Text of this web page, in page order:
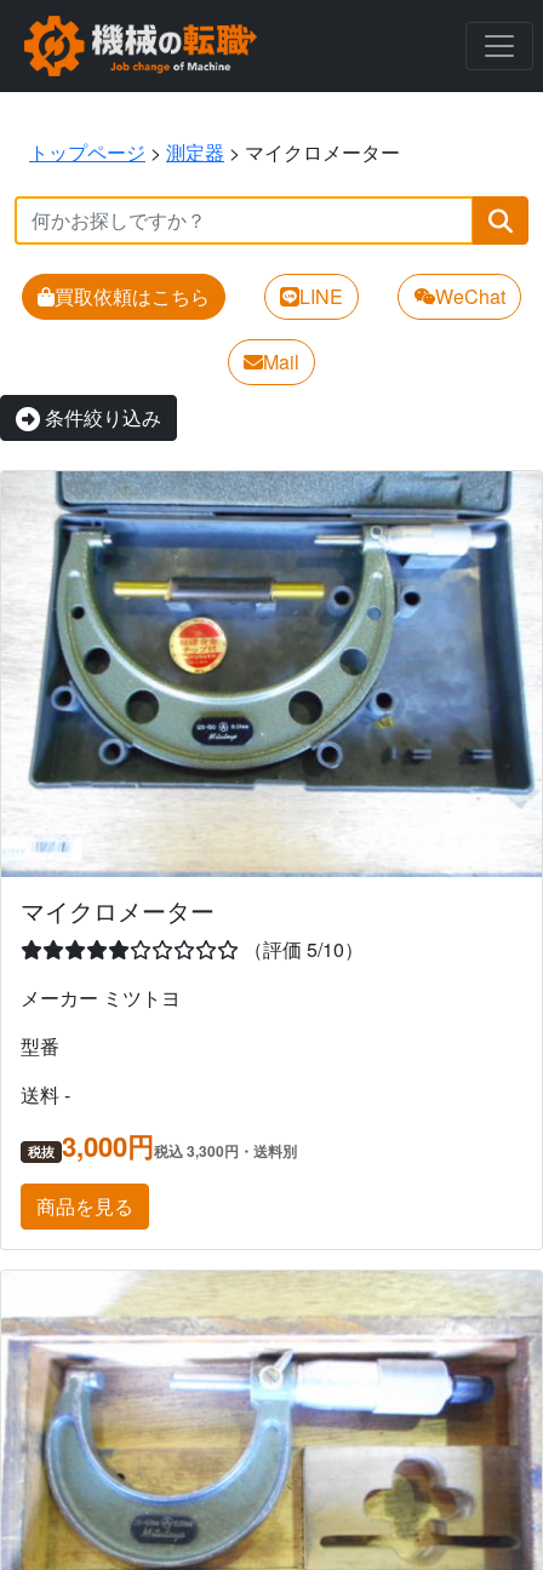
トップページ > 測定器 > マイクロメーター
買取依頼はこちら LINE WeChat
Mail
条件絞り込み
マイクロメーター
（評価 5/10）
メーカー ミツトヨ
型番
送料 -
税抜 3,000円税込 3,300円・送料別
商品を見る